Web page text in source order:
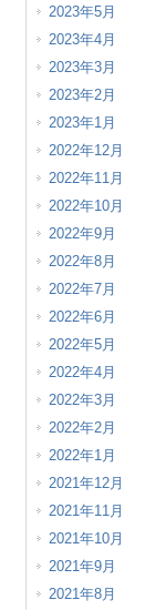
2023年5月
2023年4月
2023年3月
2023年2月
2023年1月
2022年12月
2022年11月
2022年10月
2022年9月
2022年8月
2022年7月
2022年6月
2022年5月
2022年4月
2022年3月
2022年2月
2022年1月
2021年12月
2021年11月
2021年10月
2021年9月
2021年8月